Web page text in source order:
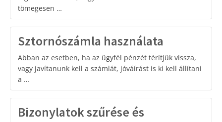
tömegesen …
Sztornószámla használata
Abban az esetben, ha az ügyfél pénzét térítjük vissza,
vagy javítanunk kell a számlát, jóváírást is ki kell állítani
a …
Bizonylatok szűrése és